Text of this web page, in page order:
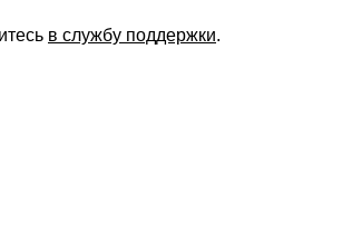
в службу поддержки.